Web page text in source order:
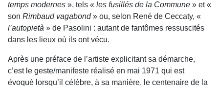
temps modernes », tels « les fusillés de la Commune » et «
son Rimbaud vagabond» ou, selon René de Ceccaty, «
l’autopietà » de Pasolini : autant de fantômes ressuscités
dans les lieux où ils ont vécu.
Après une préface de l’artiste explicitant sa démarche,
c’est le geste/manifeste réalisé en mai 1971 qui est
évoqué lorsqu’il célèbre, à sa manière, le centenaire de la